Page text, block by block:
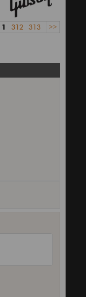
312 313 >>